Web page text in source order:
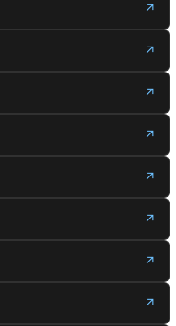
↗
↗
↗
↗
↗
↗
↗
↗